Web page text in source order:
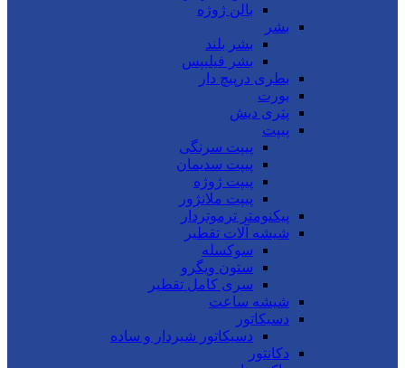
بالن ژوژه
بشر
بشر بلند
بشر فیلیپس
بطری درپیچ دار
بورت
پتری دیش
پیپت
پیپت سرنگی
پیپت سدیمان
پیپت ژوژه
پیپت ملانژور
پیکنومتر ترموتردار
شیشه آلات تقطیر
سوکسله
ستون ویگرو
سری کامل تقطیر
شیشه ساعت
دسیکاتور
دسیکاتور شیردار و ساده
دکانتور